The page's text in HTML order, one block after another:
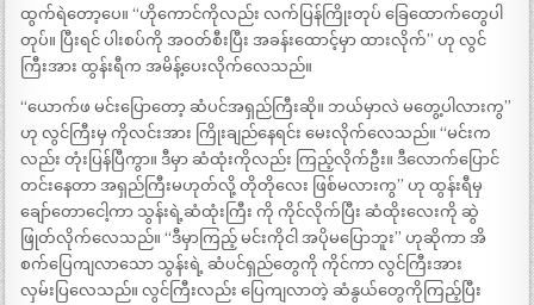
ထွက်ရဲတော့ပေ။ “ဟိုကောင်ကိုလည်း လက်ပြန်ကြိုးတုပ် ခြေထောက်တွေပါ
တုပ်။ ပြီးရင် ပါးစပ်ကို အဝတ်စီးပြီး အခန်းထောင့်မှာ ထားလိုက်” ဟု လွင်
ကြီးအား ထွန်းရီက အမိန့်ပေးလိုက်လေသည်။
“ယောက်ဖ မင်းပြောတော့ ဆံပင်အရှည်ကြီးဆို။ ဘယ်မှာလဲ မတွေ့ပါလားကွ”
ဟု လွင်ကြီးမှ ကိုလင်းအား ကြိုးချည်နေရင်း မေးလိုက်လေသည်။ “မင်းက
လည်း တုံးပြန်ပြီကွာ။ ဒီမှာ ဆံထုံးကိုလည်း ကြည့်လိုက်ဦး။ ဒီလောက်ပြောင်
တင်းနေတာ အရှည်ကြီးမဟုတ်လို့ တိုတိုလေး ဖြစ်မလားကွ” ဟု ထွန်းရီမှ
ချော်တောငေါ့ကာ သွန်းရဲ့ဆံထုံးကြီး ကို ကိုင်လိုက်ပြီး ဆံထိုးလေးကို ဆွဲ
ဖြုတ်လိုက်လေသည်။ “ဒီမှာကြည့် မင်းကိုငါ အပိုမပြောဘူး” ဟုဆိုကာ အိ
စက်ပြေကျလာသော သွန်းရဲ့ ဆံပင်ရှည်တွေကို ကိုင်ကာ လွင်ကြီးအား
လှမ်းပြလေသည်။ လွင်ကြီးလည်း ပြေကျလာတဲ့ ဆံနွယ်တွေကိုကြည့်ပြီး